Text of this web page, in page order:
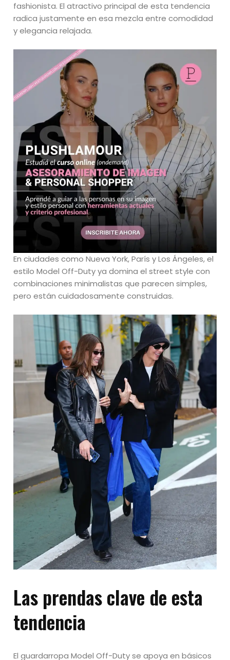
fashionista. El atractivo principal de esta tendencia
radica justamente en esa mezcla entre comodidad
y elegancia relajada.
En ciudades como Nueva York, París y Los Ángeles, el
estilo Model Off-Duty ya domina el street style con
combinaciones minimalistas que parecen simples,
pero están cuidadosamente construidas.
Las prendas clave de esta
tendencia
El guardarropa Model Off-Duty se apoya en básicos